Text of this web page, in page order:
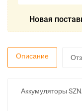
Новая
Описание
Аккумуляторы